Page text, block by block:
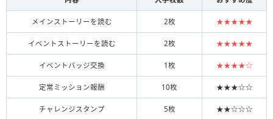
メインストーリーを読む 2枚 ★★★★★
イベントストーリーを読む 2枚 ★★★★★
イベントバッジ交換 1枚 ★★★★☆
定常ミッション報酬 10枚 ★★★☆☆
チャレンジスタンプ 5枚 ★★☆☆☆